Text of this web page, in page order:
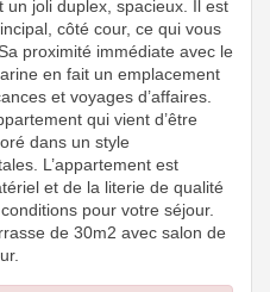
un joli duplex, spacieux. Il est
côté cour, ce qui vous
proximité immédiate avec le
en fait un emplacement
et voyages d’affaires.
qui vient d’être
dans un style
L’appartement est
et de la literie de qualité
pour votre séjour.
de 30m2 avec salon de